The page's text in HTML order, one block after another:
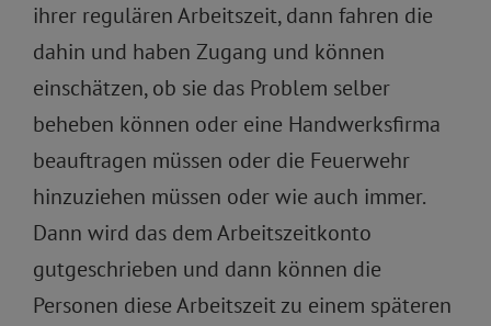
ihrer regulären Arbeitszeit, dann fahren die
dahin und haben Zugang und können
einschätzen, ob sie das Problem selber
beheben können oder eine Handwerksfirma
beauftragen müssen oder die Feuerwehr
hinzuziehen müssen oder wie auch immer.
Dann wird das dem Arbeitszeitkonto
gutgeschrieben und dann können die
Personen diese Arbeitszeit zu einem späteren